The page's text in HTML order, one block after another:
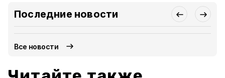
Последние новости
Все новости